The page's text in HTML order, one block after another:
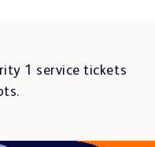
1 service tickets